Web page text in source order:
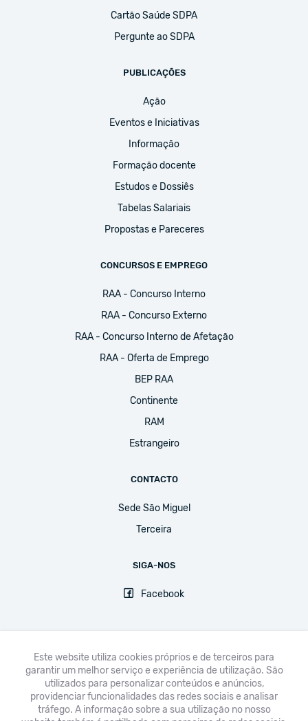
Cartão Saúde SDPA
Pergunte ao SDPA
PUBLICAÇÕES
Ação
Eventos e Iniciativas
Informação
Formação docente
Estudos e Dossiês
Tabelas Salariais
Propostas e Pareceres
CONCURSOS E EMPREGO
RAA - Concurso Interno
RAA - Concurso Externo
RAA - Concurso Interno de Afetação
RAA - Oferta de Emprego
BEP RAA
Continente
RAM
Estrangeiro
CONTACTO
Sede São Miguel
Terceira
SIGA-NOS
Facebook
FNE UGT CPLP-SE CSEE-ETUCE EI-IE CSI
Avisos legais & Política de Privacidade
Este website utiliza cookies próprios e de terceiros para
garantir um melhor serviço e experiência de utilização. São
utilizados para personalizar conteúdos e anúncios,
providenciar funcionalidades das redes sociais e analisar
tráfego. A informação sobre a sua utilização no nosso